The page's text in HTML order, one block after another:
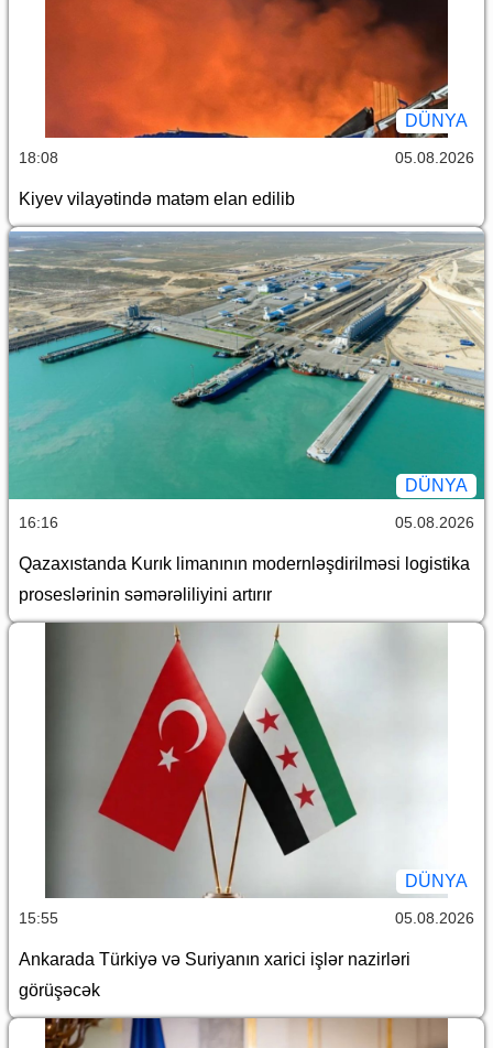
DÜNYA
18:08 05.08.2026
Kiyev vilayətində matəm elan edilib
DÜNYA
16:16 05.08.2026
Qazaxıstanda Kurık limanının modernləşdirilməsi logistika
proseslərinin səmərəliliyini artırır
DÜNYA
15:55 05.08.2026
Ankarada Türkiyə və Suriyanın xarici işlər nazirləri
görüşəcək